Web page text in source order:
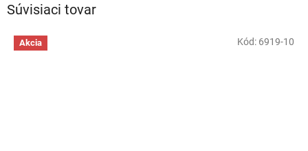
Súvisiaci tovar
Akcia Kód: 6919-10